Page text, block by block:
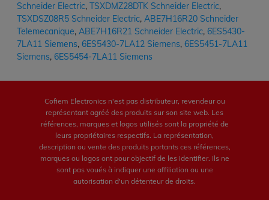
Schneider Electric, TSXDMZ28DTK Schneider Electric,
TSXDSZ08R5 Schneider Electric, ABE7H16R20 Schneider
Telemecanique, ABE7H16R21 Schneider Electric, 6ES5430-
7LA11 Siemens, 6ES5430-7LA12 Siemens, 6ES5451-7LA11
Siemens, 6ES5454-7LA11 Siemens
Cofiem Electronics n'est pas distributeur, revendeur ou
représentant agréé des produits sur son site web. Les
références, marques et logos utilisés sont la propriété de
leurs propriétaires respectifs. La représentation,
description ou vente des produits portants ces références,
marques ou logos ont pour objectif de les identifier. Ils ne
sont pas voués à indiquer une affiliation ou une
autorisation d'un détenteur de droits.